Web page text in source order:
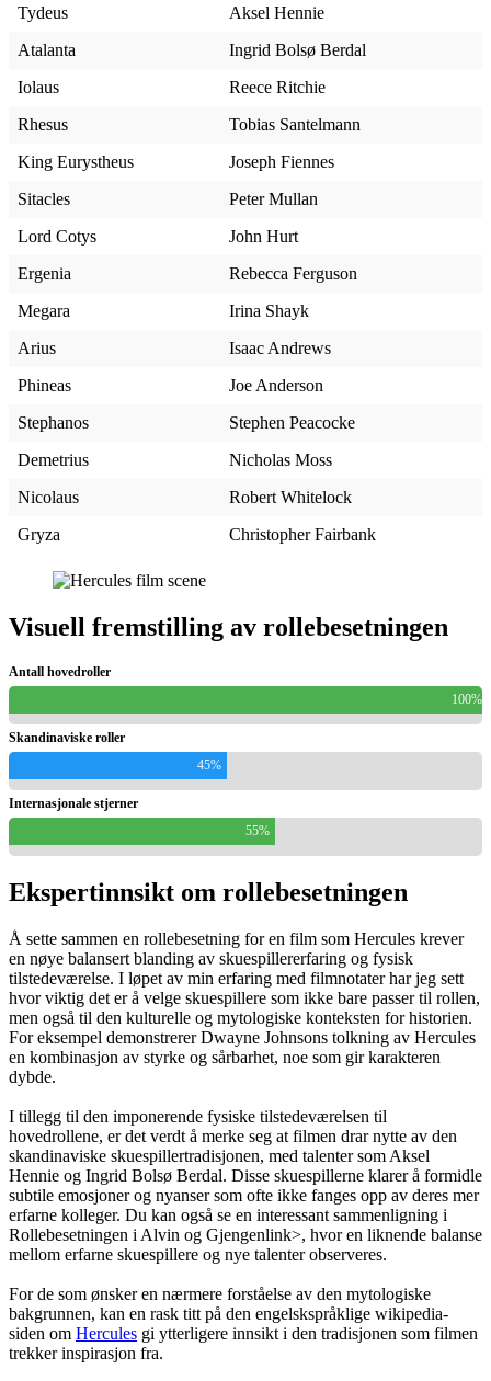
Tydeus
Aksel Hennie
Atalanta
Ingrid Bolsø Berdal
Iolaus
Reece Ritchie
Rhesus
Tobias Santelmann
King Eurystheus
Joseph Fiennes
Sitacles
Peter Mullan
Lord Cotys
John Hurt
Ergenia
Rebecca Ferguson
Megara
Irina Shayk
Arius
Isaac Andrews
Phineas
Joe Anderson
Stephanos
Stephen Peacocke
Demetrius
Nicholas Moss
Nicolaus
Robert Whitelock
Gryza
Christopher Fairbank
Visuell fremstilling av rollebesetningen
Antall hovedroller
100%
Skandinaviske roller
45%
Internasjonale stjerner
55%
Ekspertinnsikt om rollebesetningen
Å sette sammen en rollebesetning for en film som Hercules krever
en nøye balansert blanding av skuespillererfaring og fysisk
tilstedeværelse. I løpet av min erfaring med filmnotater har jeg sett
hvor viktig det er å velge skuespillere som ikke bare passer til rollen,
men også til den kulturelle og mytologiske konteksten for historien.
For eksempel demonstrerer Dwayne Johnsons tolkning av Hercules
en kombinasjon av styrke og sårbarhet, noe som gir karakteren
dybde.
I tillegg til den imponerende fysiske tilstedeværelsen til
hovedrollene, er det verdt å merke seg at filmen drar nytte av den
skandinaviske skuespillertradisjonen, med talenter som Aksel
Hennie og Ingrid Bolsø Berdal. Disse skuespillerne klarer å formidle
subtile emosjoner og nyanser som ofte ikke fanges opp av deres mer
erfarne kolleger. Du kan også se en interessant sammenligning i
Rollebesetningen i Alvin og Gjengenlink>, hvor en liknende balanse
mellom erfarne skuespillere og nye talenter observeres.
For de som ønsker en nærmere forståelse av den mytologiske
bakgrunnen, kan en rask titt på den engelskspråklige wikipedia-
siden om Hercules gi ytterligere innsikt i den tradisjonen som filmen
trekker inspirasjon fra.